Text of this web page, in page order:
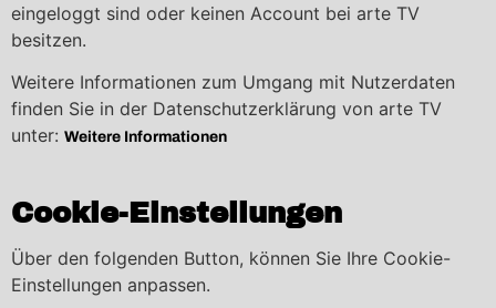
eingeloggt sind oder keinen Account bei arte TV
besitzen.
Weitere Informationen zum Umgang mit Nutzerdaten
finden Sie in der Datenschutzerklärung von arte TV
unter: Weitere Informationen
Cookie-Einstellungen
Über den folgenden Button, können Sie Ihre Cookie-
Einstellungen anpassen.